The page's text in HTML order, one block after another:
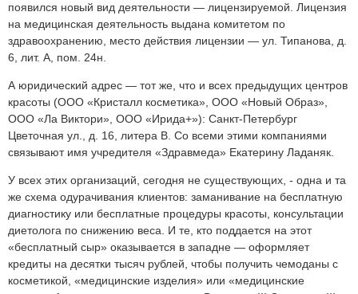
появился новый вид деятельности — лицензируемой. Лицензия
на медицинская деятельность выдана комитетом по
здравоохранению, место действия лицензии — ул. Типанова, д.
6, лит. А, пом. 24н.
А юридический адрес — тот же, что и всех предыдущих центров
красоты (ООО «Кристалл косметика», ООО «Новый Образ»,
ООО «Ла Виктори», ООО «Ирида+»): Санкт-Петербург
Цветочная ул., д. 16, литера В. Со всеми этими компаниями
связывают имя учредителя «Здравмеда» Екатерину Ладаняк.
У всех этих организаций, сегодня не существующих, - одна и та
же схема одурачивания клиентов: заманивание на бесплатную
диагностику или бесплатные процедуры красоты, консультации
диетолога по снижению веса. И те, кто поддается на этот
«бесплатный сыр» оказывается в западне — оформляет
кредиты на десятки тысяч рублей, чтобы получить чемоданы с
косметикой, «медицинские изделия» или «медицинские